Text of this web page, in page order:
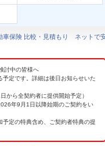
車保険 比較・見積もり ネットで
討中の皆様へ
定です。詳細は後日お知らせいた
から全契約者に提供開始予定）
年9月1日以降始期のご契約をい
定の特典含め、ご契約者特典の提